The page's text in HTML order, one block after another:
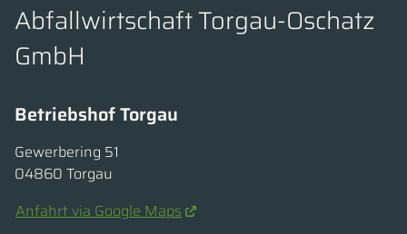
Abfallwirtschaft Torgau-Oschatz
GmbH
Betriebshof Torgau
Gewerbering 51
04860 Torgau
Anfahrt via Google Maps